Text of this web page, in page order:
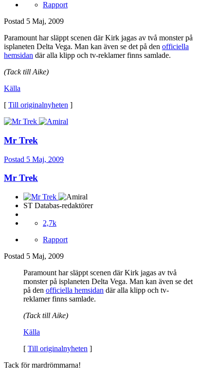
Rapport
Postad 5 Maj, 2009
Paramount har släppt scenen där Kirk jagas av två monster på
isplaneten Delta Vega. Man kan även se det på den officiella
hemsidan där alla klipp och tv-reklamer finns samlade.
(Tack till Aike)
Källa
[ Till originalnyheten ]
Mr Trek
Postad 5 Maj, 2009
Mr Trek
ST Databas-redaktörer
2,7k
Rapport
Postad 5 Maj, 2009
Paramount har släppt scenen där Kirk jagas av två
monster på isplaneten Delta Vega. Man kan även se det
på den officiella hemsidan där alla klipp och tv-
reklamer finns samlade.
(Tack till Aike)
Källa
[ Till originalnyheten ]
Tack för mardrömmarna!